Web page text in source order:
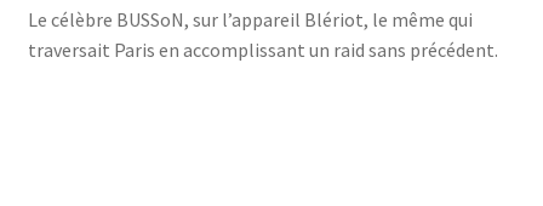
Le célèbre BUSSoN, sur l’appareil Blériot, le même qui
traversait Paris en accomplissant un raid sans précédent.